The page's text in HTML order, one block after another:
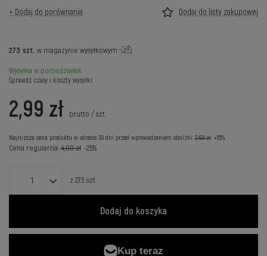
+ Dodaj do porównania Dodaj do listy zakupowej
273 szt. w magazynie wysyłkowym
Wysyłka w poniedziałek
Sprawdź czasy i koszty wysyłki
2,99 zł brutto /szt.
Najniższa cena produktu w okresie 30 dni przed wprowadzeniem obniżki: 2,60 zł +15%
Cena regularna:4,00 zł -25%
z 273 szt.
Dodaj do koszyka